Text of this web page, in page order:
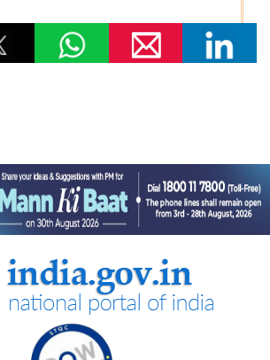
से ज्यादा हुआ
की बैठक में केंद्रीय शिक्षा मंत्री ने ब्रिक्स सहयोग
केंद्रित और मानवता-प्रथम दृष्टिकोण के प्रति
परिवर्तन मंत्रालय
भूपेंद्र यादव ने मानेसर में हरियाणा के 77वें वन
लिया; एक पौधा भी लगाया